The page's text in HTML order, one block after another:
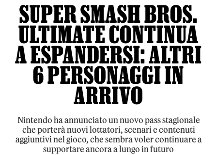
SUPER SMASH BROS.
ULTIMATE CONTINUA
A ESPANDERSI: ALTRI
6 PERSONAGGI IN
ARRIVO
Nintendo ha annunciato un nuovo pass stagionale
che porterà nuovi lottatori, scenari e contenuti
aggiuntivi nel gioco, che sembra voler continuare a
supportare ancora a lungo in futuro